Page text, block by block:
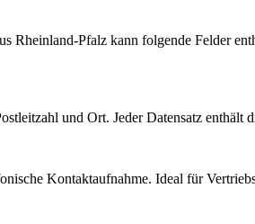
Rheinland-Pfalz kann folgende Felder
und Ort. Jeder Datensatz
Kontaktaufnahme. Ideal für